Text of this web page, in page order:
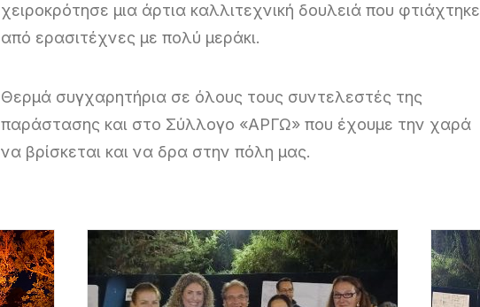
χειροκρότησε μια άρτια καλλιτεχνική δουλειά που φτιάχτηκε
από ερασιτέχνες με πολύ μεράκι.
Θερμά συγχαρητήρια σε όλους τους συντελεστές της
παράστασης και στο Σύλλογο «ΑΡΓΩ» που έχουμε την χαρά
να βρίσκεται και να δρα στην πόλη μας.